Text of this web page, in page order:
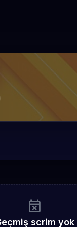
event_busy
scrim yok